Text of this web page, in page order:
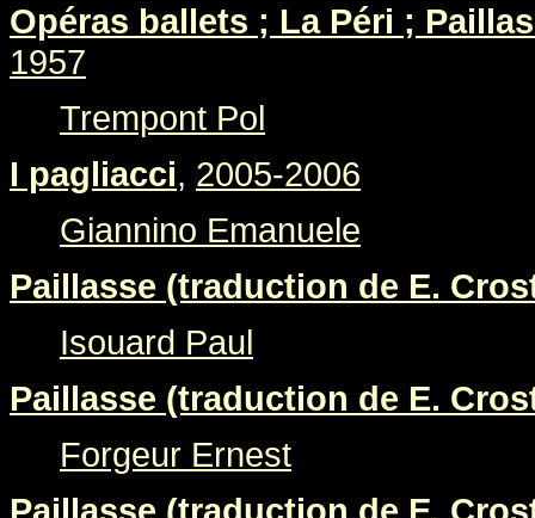
Opéras ballets ; La Péri ;
1957
Trempont Pol
I pagliacci, 2005-2006
Giannino Emanuele
Paillasse (traduction de E.
Isouard Paul
Paillasse (traduction de E.
Forgeur Ernest